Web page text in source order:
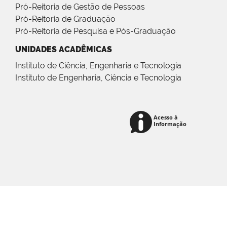
Pró-Reitoria de Gestão de Pessoas
Pró-Reitoria de Graduação
Pró-Reitoria de Pesquisa e Pós-Graduação
UNIDADES ACADÊMICAS
Instituto de Ciência, Engenharia e Tecnologia
Instituto de Engenharia, Ciência e Tecnologia